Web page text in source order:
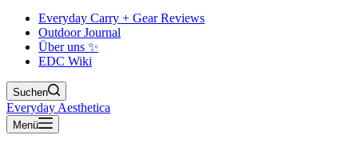
Everyday Carry + Gear Reviews
Outdoor Journal
Über uns ✨
EDC Wiki
Suchen
Everyday Aesthetica
Menü